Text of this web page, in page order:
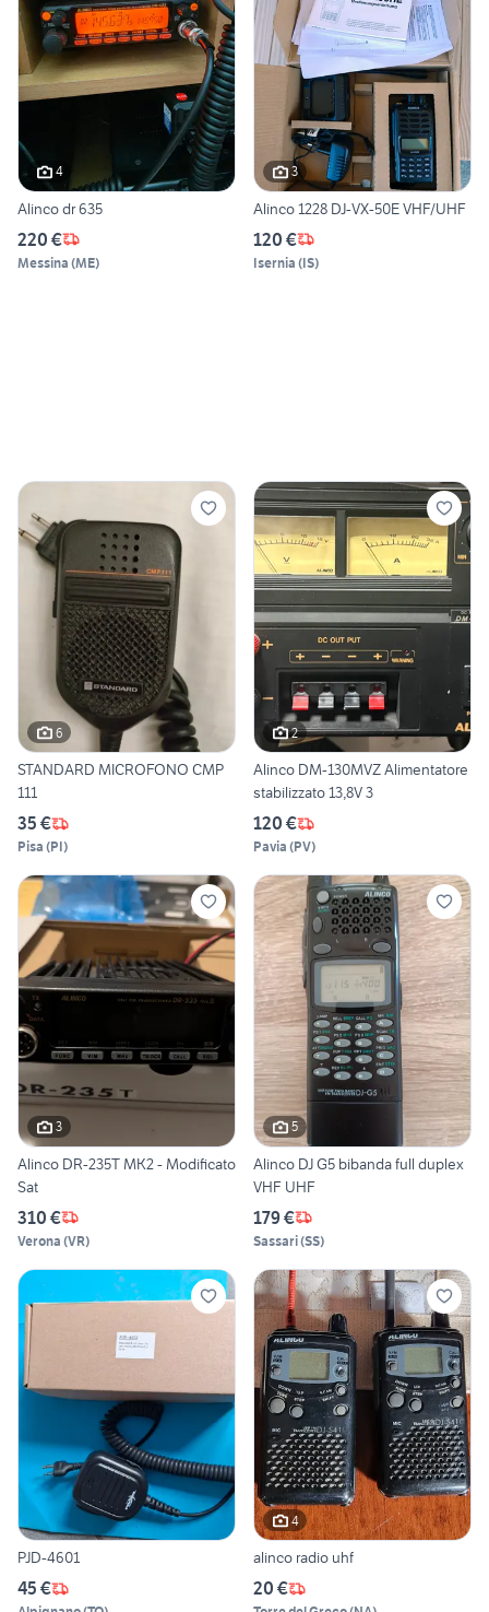
4
Alinco dr 635
220 €
Messina (ME)
3
Alinco 1228 DJ-VX-50E VHF/UHF
120 €
Isernia (IS)
6
STANDARD MICROFONO CMP
111
35 €
Pisa (PI)
2
Alinco DM-130MVZ Alimentatore
stabilizzato 13,8V 3
120 €
Pavia (PV)
3
Alinco DR-235T MK2 - Modificato
Sat
310 €
Verona (VR)
5
Alinco DJ G5 bibanda full duplex
VHF UHF
179 €
Sassari(SS)
PJD-4601
45 €
4
alinco radio uhf
20 €